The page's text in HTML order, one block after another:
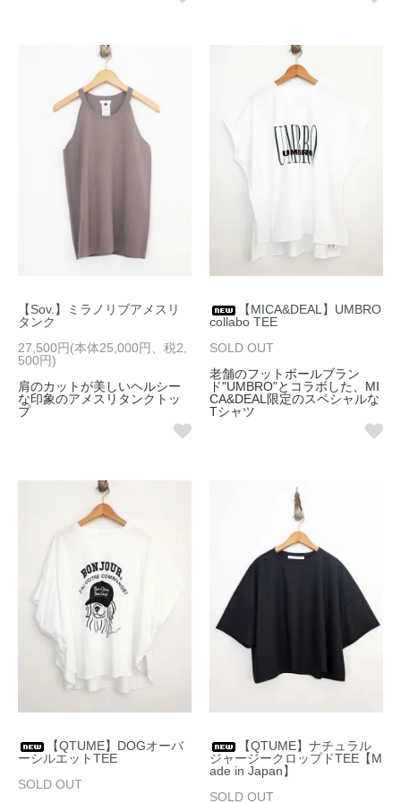
【Sov.】ミラノリブアメスリ
タンク
27,500円(本体25,000円、税2,
500円)
肩のカットが美しいヘルシー
な印象のアメスリタンクトッ
プ
【MICA&DEAL】UMBRO
collabo TEE
SOLD OUT
老舗のフットボールブラン
ド"UMBRO"とコラボした、MI
CA&DEAL限定のスペシャルな
Tシャツ
【QTUME】DOGオーバ
ーシルエットTEE
SOLD OUT
【QTUME】ナチュラル
ジャージークロップドTEE【M
ade in Japan】
SOLD OUT